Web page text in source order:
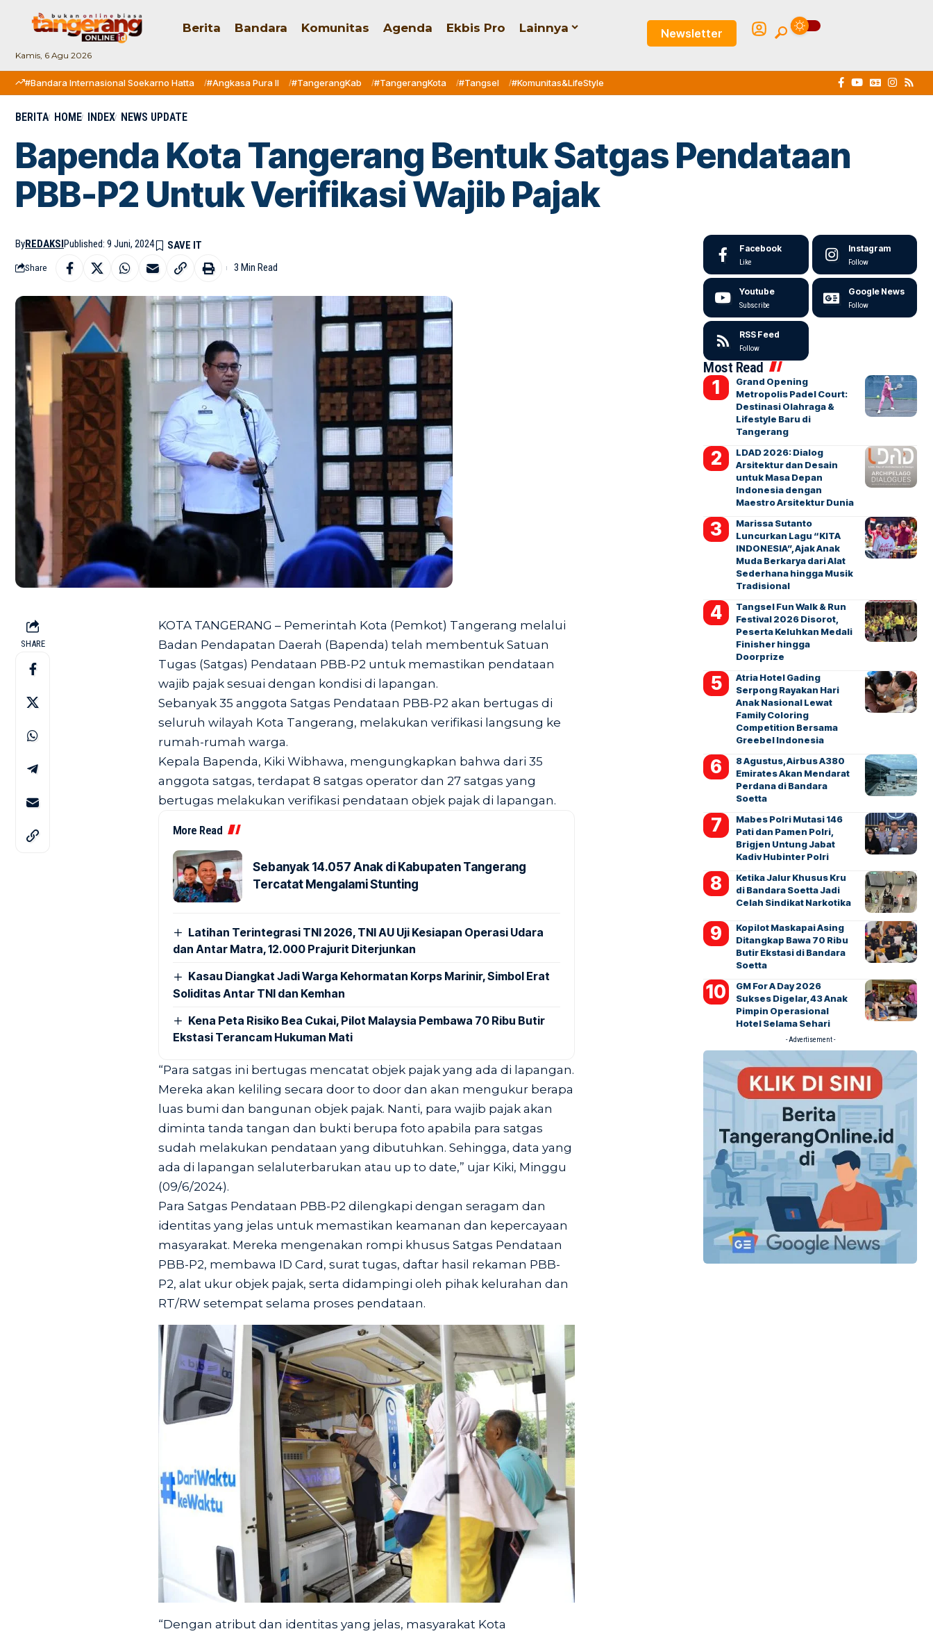
Kamis, 6 Agu 2026
Berita Bandara Komunitas Agenda Ekbis Pro Lainnya Newsletter
#Bandara Internasional Soekarno Hatta #Angkasa Pura II #TangerangKab #TangerangKota #Tangsel #Komunitas&LifeStyle
BERITA HOME INDEX NEWS UPDATE
Bapenda Kota Tangerang Bentuk Satgas Pendataan
PBB-P2 Untuk Verifikasi Wajib Pajak
ByREDAKSIPublished: 9 Juni, 2024
Share 3 Min Read
SHARE
KOTA TANGERANG – Pemerintah Kota (Pemkot) Tangerang melalui
Badan Pendapatan Daerah (Bapenda) telah membentuk Satuan
Tugas (Satgas) Pendataan PBB-P2 untuk memastikan pendataan
wajib pajak sesuai dengan kondisi di lapangan.
Sebanyak 35 anggota Satgas Pendataan PBB-P2 akan bertugas di
seluruh wilayah Kota Tangerang, melakukan verifikasi langsung ke
rumah-rumah warga.
Kepala Bapenda, Kiki Wibhawa, mengungkapkan bahwa dari 35
anggota satgas, terdapat 8 satgas operator dan 27 satgas yang
bertugas melakukan verifikasi pendataan objek pajak di lapangan.
More Read
Sebanyak 14.057 Anak di Kabupaten Tangerang
Tercatat Mengalami Stunting
Latihan Terintegrasi TNI 2026, TNI AU Uji Kesiapan Operasi Udara
dan Antar Matra, 12.000 Prajurit Diterjunkan
Kasau Diangkat Jadi Warga Kehormatan Korps Marinir, Simbol Erat
Soliditas Antar TNI dan Kemhan
Kena Peta Risiko Bea Cukai, Pilot Malaysia Pembawa 70 Ribu Butir
Ekstasi Terancam Hukuman Mati
“Para satgas ini bertugas mencatat objek pajak yang ada di lapangan.
Mereka akan keliling secara door to door dan akan mengukur berapa
luas bumi dan bangunan objek pajak. Nanti, para wajib pajak akan
diminta tanda tangan dan bukti berupa foto apabila para satgas
sudah melakukan pendataan yang dibutuhkan. Sehingga, data yang
ada di lapangan selaluterbarukan atau up to date,” ujar Kiki, Minggu
(09/6/2024).
Para Satgas Pendataan PBB-P2 dilengkapi dengan seragam dan
identitas yang jelas untuk memastikan keamanan dan kepercayaan
masyarakat. Mereka mengenakan rompi khusus Satgas Pendataan
PBB-P2, membawa ID Card, surat tugas, daftar hasil rekaman PBB-
P2, alat ukur objek pajak, serta didampingi oleh pihak kelurahan dan
RT/RW setempat selama proses pendataan.
“Dengan atribut dan identitas yang jelas, masyarakat Kota
Facebook
Like
Instagram
Follow
Youtube
Subscribe
Google News
Follow
RSS Feed
Follow
Most Read
Grand Opening
Metropolis Padel Court:
Destinasi Olahraga &
Lifestyle Baru di
Tangerang
LDAD 2026: Dialog
Arsitektur dan Desain
untuk Masa Depan
Indonesia dengan
Maestro Arsitektur Dunia
Marissa Sutanto
Luncurkan Lagu “KITA
INDONESIA”, Ajak Anak
Muda Berkarya dari Alat
Sederhana hingga Musik
Tradisional
Tangsel Fun Walk & Run
Festival 2026 Disorot,
Peserta Keluhkan Medali
Finisher hingga
Doorprize
Atria Hotel Gading
Serpong Rayakan Hari
Anak Nasional Lewat
Family Coloring
Competition Bersama
Greebel Indonesia
8 Agustus, Airbus A380
Emirates Akan Mendarat
Perdana di Bandara
Soetta
Mabes Polri Mutasi 146
Pati dan Pamen Polri,
Brigjen Untung Jabat
Kadiv Hubinter Polri
Ketika Jalur Khusus Kru
di Bandara Soetta Jadi
Celah Sindikat Narkotika
Kopilot Maskapai Asing
Ditangkap Bawa 70 Ribu
Butir Ekstasi di Bandara
Soetta
GM For A Day 2026
Sukses Digelar, 43 Anak
Pimpin Operasional
Hotel Selama Sehari
- Advertisement -